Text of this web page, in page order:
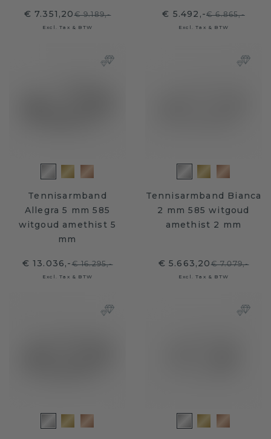
€ 7.351,20€ 9.189,-
Excl. Tax & BTW
€ 5.492,-€ 6.865,-
Excl. Tax & BTW
Tennisarmband
Allegra 5 mm 585
witgoud amethist 5
mm
€ 13.036,-€ 16.295,-
Excl. Tax & BTW
Tennisarmband Bianca
2 mm 585 witgoud
amethist 2 mm
€ 5.663,20€ 7.079,-
Excl. Tax & BTW